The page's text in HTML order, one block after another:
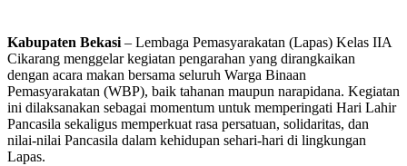
Kabupaten Bekasi– Lembaga Pemasyarakatan (Lapas) Kelas IIA
Cikarang menggelar kegiatan pengarahan yang dirangkaikan
dengan acara makan bersama seluruh Warga Binaan
Pemasyarakatan (WBP), baik tahanan maupun narapidana. Kegiatan
ini dilaksanakan sebagai momentum untuk memperingati Hari Lahir
Pancasila sekaligus memperkuat rasa persatuan, solidaritas, dan
nilai-nilai Pancasila dalam kehidupan sehari-hari di lingkungan
Lapas.